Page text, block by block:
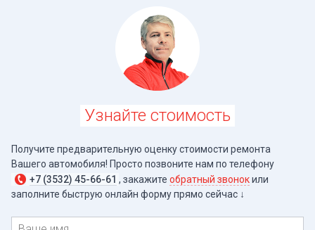
Узнайте стоимость
Получите предварительную оценку стоимости ремонта
Вашего автомобиля! Просто позвоните нам по телефону
+7 (3532) 45-66-61 , закажите обратный звонокили
заполните быструю онлайн форму прямо сейчас ↓
Имя